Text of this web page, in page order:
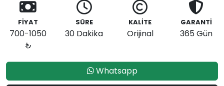
FİYAT
700-1050
₺
SÜRE
30 Dakika
KALİTE
Orijinal
GARANTİ
365 Gün
Whatsapp